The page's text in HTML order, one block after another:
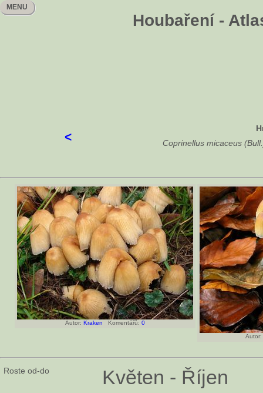
Houbaření -
MENU
<
Coprinellus micaceus
Autor: Kraken Komentářů: 0
Autor:
Roste od-do Květen - Říjen